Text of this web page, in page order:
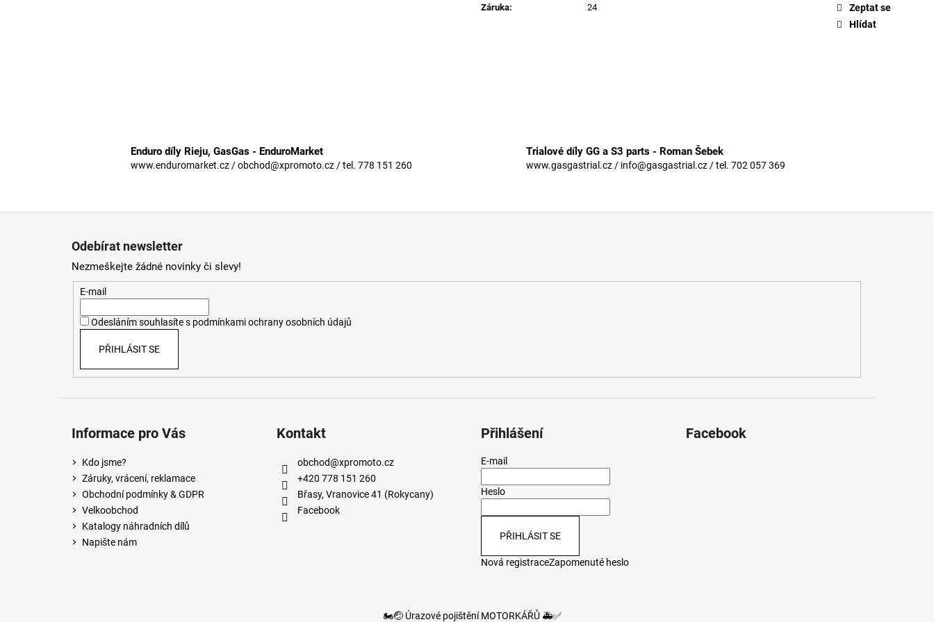
Záruka: 24
Zeptat se
Hlídat
Enduro díly Rieju, GasGas - EnduroMarket
www.enduromarket.cz / obchod@xpromoto.cz / tel. 778 151 260
Trialové díly GG a S3 parts - Roman Šebek
www.gasgastrial.cz / info@gasgastrial.cz / tel. 702 057 369
Odebírat newsletter
Nezmeškejte žádné novinky či slevy!
E-mail
Odesláním souhlasíte s podmínkami ochrany osobních údajů
PŘIHLÁSIT SE
Informace pro Vás
Kdo jsme?
Záruky, vrácení, reklamace
Obchodní podmínky & GDPR
Velkoobchod
Katalogy náhradních dílů
Napište nám
Kontakt
obchod@xpromoto.cz
+420 778 151 260
Břasy, Vranovice 41 (Rokycany)
Facebook
Přihlášení
E-mail
Heslo
PŘIHLÁSIT SE
Nová registraceZapomenuté heslo
Facebook
🏍️🤕 Úrazové pojištění MOTORKÁŘŮ 🚑✅